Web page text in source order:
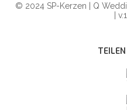
© 2024 SP-Kerzen | Q
|